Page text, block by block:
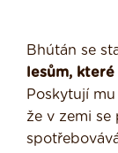
Bhútán se
lesům,
Poskytují
že v zemi se